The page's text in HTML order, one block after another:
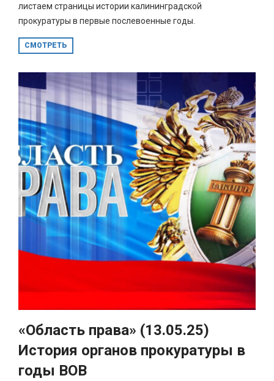
листаем страницы истории калининградской
прокуратуры в первые послевоенные годы.
СМОТРЕТЬ
«Область права» (13.05.25)
История органов прокуратуры в
годы ВОВ